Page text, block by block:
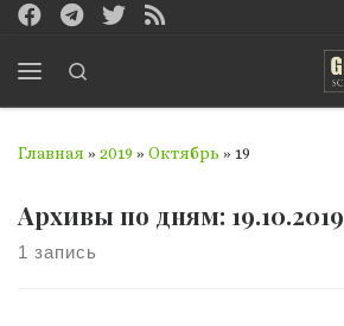
Перейти к содержимому
Главная » 2019 » Октябрь » 19
Архивы по дням: 19.10.2019
1 запись